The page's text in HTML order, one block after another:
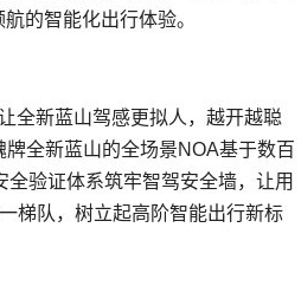
的智能化出行体验。
全新蓝山驾感更拟人，越开越聪
全新蓝山的全场景NOA基于数百
全验证体系筑牢智驾安全墙，让用
梯队，树立起高阶智能出行新标